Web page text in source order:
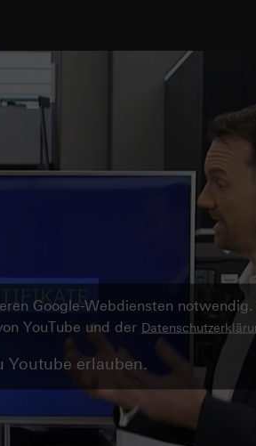
Google-Webdiensten
YouTube und der
Youtube erlauben.